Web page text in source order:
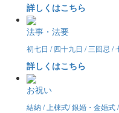
詳しくはこちら
法事・法要
初七日 / 四十九日 / 三回忌 /
詳しくはこちら
お祝い
結納 / 上棟式/ 銀婚・金婚式